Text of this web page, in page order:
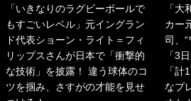
「いきなりのラグビーボールで
もすごいレベル」元イングラン
ド代表ショーン・ライト＝フィ
リップスさんが日本で「衝撃的
な技術」を披露！ 違う球体のコ
ツを掴み、さすがの才能を見せ
「
カー
司、
「3
「
なプ